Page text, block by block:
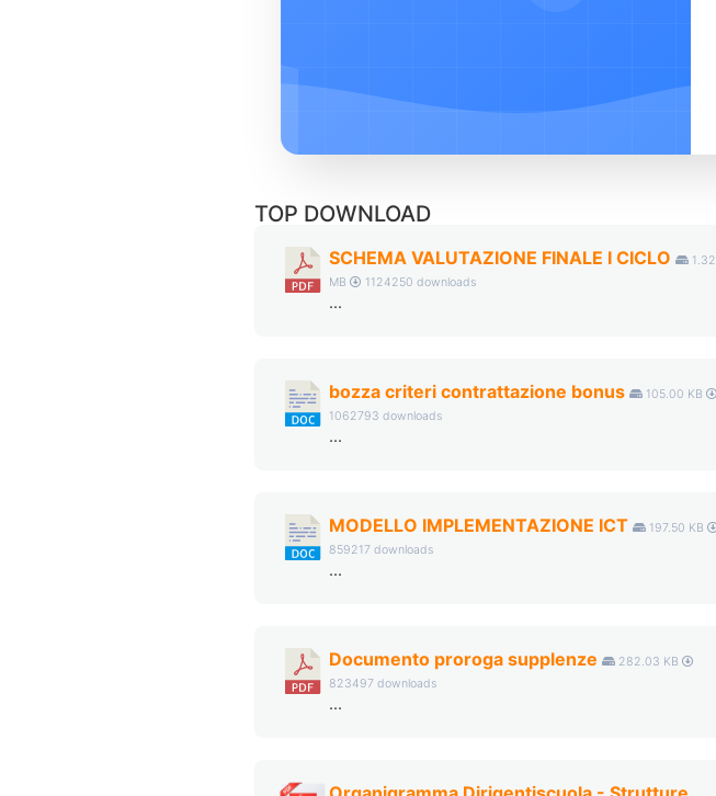
TOP DOWNLOAD
SCHEMA VALUTAZIONE FINALE I CICLO
1.32
MB
1124250 downloads
...
bozza criteri contrattazione bonus
105.00 KB
1062793 downloads
...
MODELLO IMPLEMENTAZIONE ICT
197.50 KB
859217 downloads
...
Documento proroga supplenze
282.03 KB
823497 downloads
...